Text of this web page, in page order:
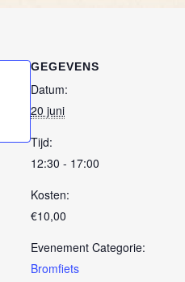
GEGEVENS
Datum:
20 juni
Tijd:
12:30 - 17:00
Kosten:
€10,00
Evenement Categorie:
Bromfiets